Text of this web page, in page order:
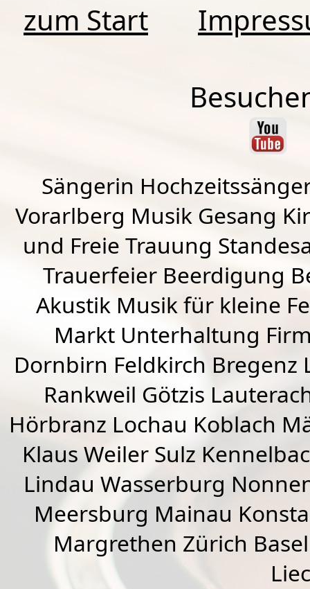
zum Start
Sängerin
Vorarlberg Musik Gesang
und Freie Trauung
Trauerfeier Beerdigung
Akustik Musik für kleine
Markt Unterhaltung
Dornbirn Feldkirch Bregenz
Rankweil Götzis
Hörbranz Lochau Koblach
Klaus Weiler Sulz
Lindau Wasserburg
Meersburg Mainau
Margrethen Zürich